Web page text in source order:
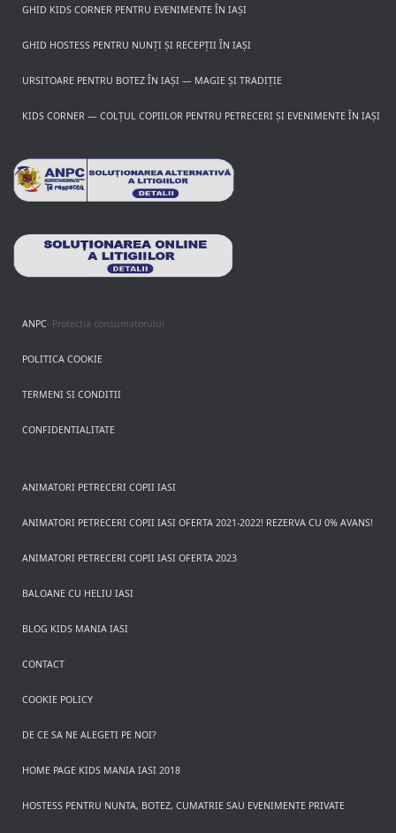
GHID KIDS CORNER PENTRU EVENIMENTE ÎN IAȘI
GHID HOSTESS PENTRU NUNȚI ȘI RECEPȚII ÎN IAȘI
URSITOARE PENTRU BOTEZ ÎN IAȘI — MAGIE ȘI TRADIȚIE
KIDS CORNER — COLȚUL COPIILOR PENTRU PETRECERI ȘI EVENIMENTE ÎN IAȘI
ANPC- Protectia consumatorului
POLITICA COOKIE
TERMENI SI CONDITII
CONFIDENTIALITATE
ANIMATORI PETRECERI COPII IASI
ANIMATORI PETRECERI COPII IASI OFERTA 2021-2022! REZERVA CU 0% AVANS!
ANIMATORI PETRECERI COPII IASI OFERTA 2023
BALOANE CU HELIU IASI
BLOG KIDS MANIA IASI
CONTACT
COOKIE POLICY
DE CE SA NE ALEGETI PE NOI?
HOME PAGE KIDS MANIA IASI 2018
HOSTESS PENTRU NUNTA, BOTEZ, CUMATRIE SAU EVENIMENTE PRIVATE